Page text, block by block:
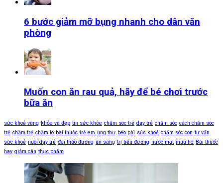
6 bước giảm mỡ bụng nhanh cho dân văn
phòng
Muốn con ăn rau quả, hãy để bé chơi trước
bữa ăn
sức khoẻ vàng khỏe và đẹp tin sức khỏe chăm sóc trẻ dạy trẻ chăm sóc cách chăm sóc
trẻ chăm trẻ chăm lo bài thuốc trẻ em ung thư béo phì sức khoẻ chăm sóc con tư vấn
sức khoẻ nuôi dạy trẻ đái tháo đường ăn sáng trị tiểu đường nước mát mùa hè Bài thuốc
hay giảm cân thực phẩm